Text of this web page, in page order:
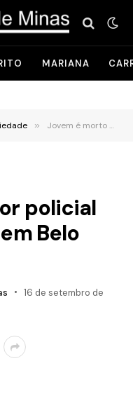
MARIANA
» Jovem é morto por policial ao reage assalto em Belo Horizonte
policial
Belo
16 de setembro de